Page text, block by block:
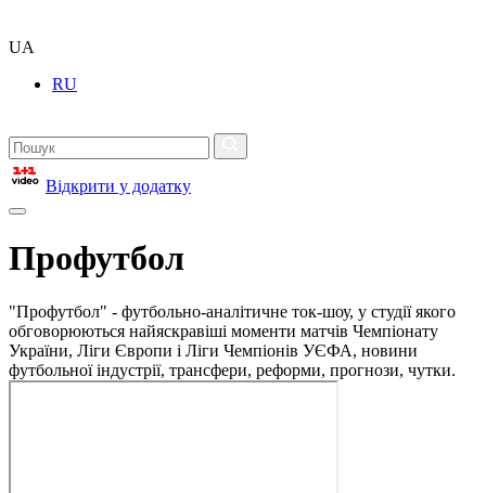
UA
RU
Відкрити у додатку
Профутбол
"Профутбол" - футбольно-аналітичне ток-шоу, у студії якого
обговорюються найяскравіші моменти матчів Чемпіонату
України, Ліги Європи і Ліги Чемпіонів УЄФА, новини
футбольної індустрії, трансфери, реформи, прогнози, чутки.